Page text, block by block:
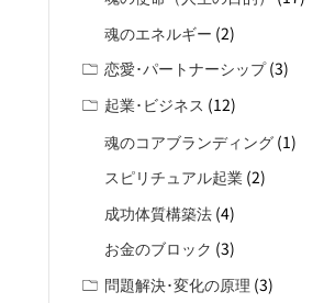
魂のエネルギー (2)
恋愛･パートナーシップ(3)
起業･ビジネス (12)
魂のコアブランディング (1)
スピリチュアル起業 (2)
成功体質構築法 (4)
お金のブロック (3)
問題解決･変化の原理 (3)